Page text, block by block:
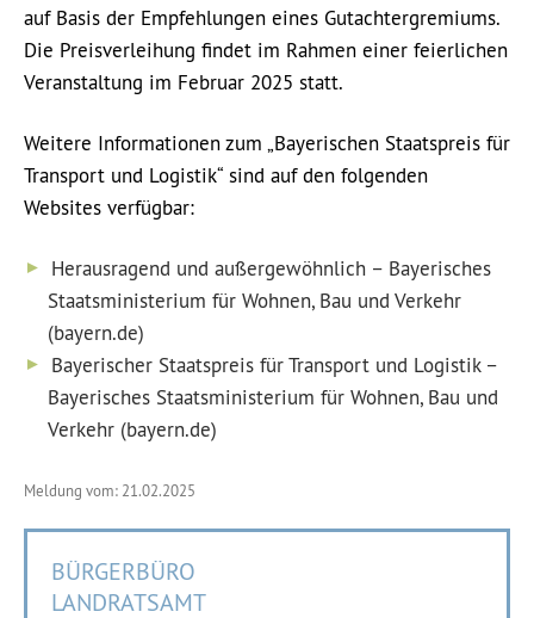
auf Basis der Empfehlungen eines Gutachtergremiums.
Die Preisverleihung findet im Rahmen einer feierlichen
Veranstaltung im Februar 2025 statt.
Weitere Informationen zum „Bayerischen Staatspreis für
Transport und Logistik“ sind auf den folgenden
Websites verfügbar:
Herausragend und außergewöhnlich – Bayerisches
Staatsministerium für Wohnen, Bau und Verkehr
(bayern.de)
Bayerischer Staatspreis für Transport und Logistik –
Bayerisches Staatsministerium für Wohnen, Bau und
Verkehr (bayern.de)
Meldung vom: 21.02.2025
BÜRGERBÜRO
LANDRATSAMT